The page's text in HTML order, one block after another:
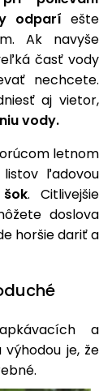
odparí ešte
Ak navyše
časť vody
nechcete.
aj vietor,
vody.
letnom
ľadovou
. Citlivejšie
doslova
horšie dariť a
a
je, že